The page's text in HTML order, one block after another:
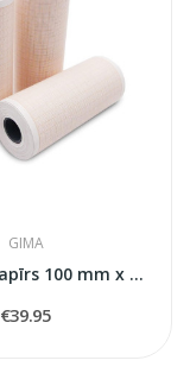
GIMA
EKG termopapīrs 100 mm x 20 m ruļļi - oranža...
€39.95